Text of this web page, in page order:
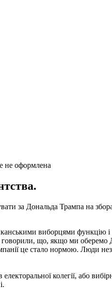
не оформлена
за Дональда Трампа на
виборцями функцію
що, якщо ми оберемо
це стало нормою. Люди
колегії, або